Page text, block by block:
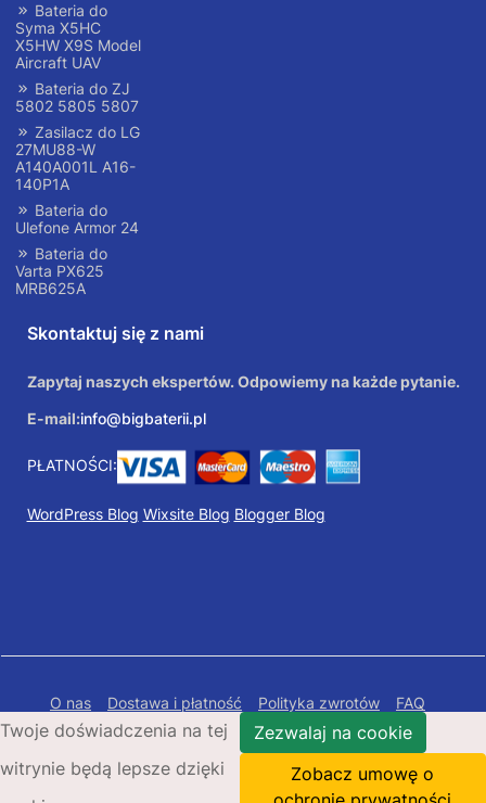
Bateria do
Syma X5HC
X5HW X9S Model
Aircraft UAV
Bateria do ZJ
5802 5805 5807
Zasilacz do LG
27MU88-W
A140A001L A16-
140P1A
Bateria do
Ulefone Armor 24
Bateria do
Varta PX625
MRB625A
Skontaktuj się z nami
Zapytaj naszych ekspertów. Odpowiemy na każde pytanie.
E-mail:info@bigbaterii.pl
PŁATNOŚCI:
WordPress Blog Wixsite Blog Blogger Blog
O nas Dostawa i płatność Polityka zwrotów
FAQ
Polityka prywatności
Mapa Strony
Copyright © 2026 Bigbaterii.pl. Wszelkie prawa
zastrzeżone.
Twoje doświadczenia na tej
witrynie będą lepsze dzięki
Zezwalaj na cookie
Zobacz umowę o